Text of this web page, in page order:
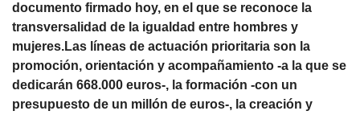
documento firmado hoy, en el que se reconoce la
transversalidad de la igualdad entre hombres y
mujeres.Las líneas de actuación prioritaria son la
promoción, orientación y acompañamiento -a la que se
dedicarán 668.000 euros-, la formación -con un
presupuesto de un millón de euros-, la creación y